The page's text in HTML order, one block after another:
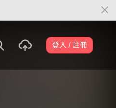
登入 / 註冊